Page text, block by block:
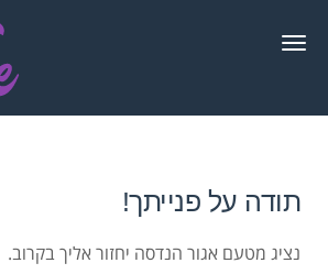
תפריט
תודה על פנייתך!
נציג מטעם אגור הנדסה יחזור אליך בקרוב.